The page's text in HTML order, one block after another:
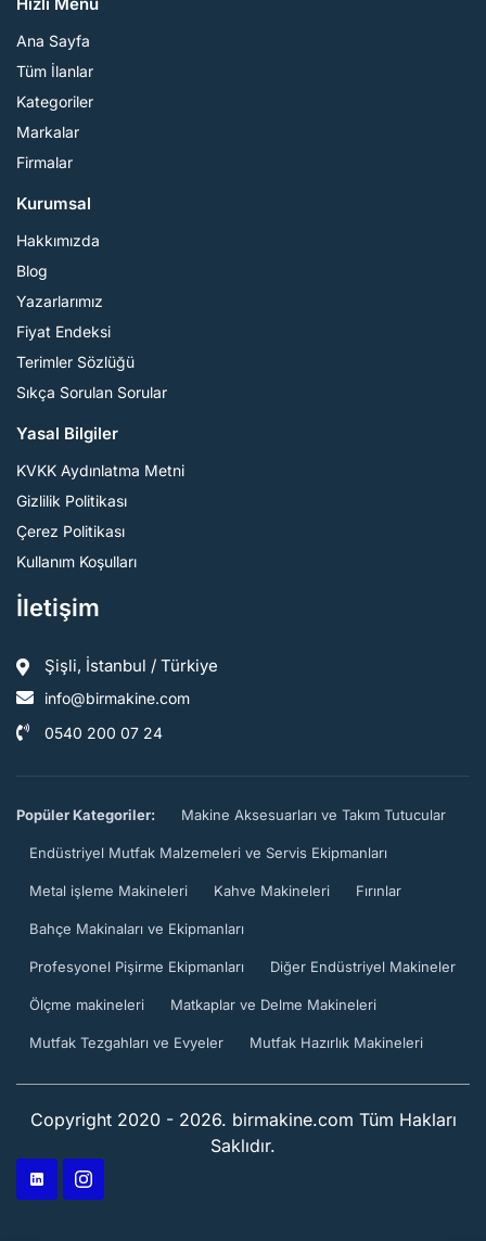
Hızlı Menü
Ana Sayfa
Tüm İlanlar
Kategoriler
Markalar
Firmalar
Kurumsal
Hakkımızda
Blog
Yazarlarımız
Fiyat Endeksi
Terimler Sözlüğü
Sıkça Sorulan Sorular
Yasal Bilgiler
KVKK Aydınlatma Metni
Gizlilik Politikası
Çerez Politikası
Kullanım Koşulları
İletişim
Şişli, İstanbul / Türkiye
info@birmakine.com
0540 200 07 24
Popüler Kategoriler: Makine Aksesuarları ve Takım Tutucular
Endüstriyel Mutfak Malzemeleri ve Servis Ekipmanları
Metal işleme Makineleri Kahve Makineleri Fırınlar
Bahçe Makinaları ve Ekipmanları
Profesyonel Pişirme Ekipmanları Diğer Endüstriyel Makineler
Ölçme makineleri Matkaplar ve Delme Makineleri
Mutfak Tezgahları ve Evyeler Mutfak Hazırlık Makineleri
Copyright 2020 - 2026. birmakine.com Tüm Hakları
Saklıdır.